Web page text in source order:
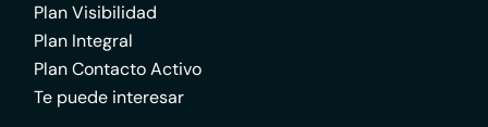
Plan Visibilidad
Plan Integral
Plan Contacto Activo
Te puede interesar